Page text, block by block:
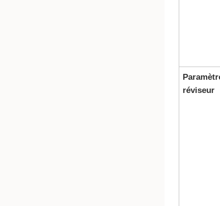
réviseur